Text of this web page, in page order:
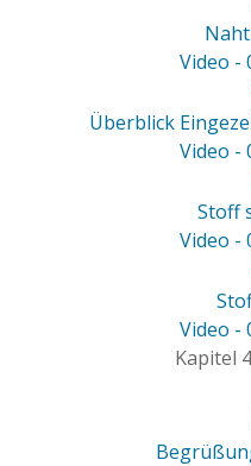
Video -
Überblick
Video -
Stoff
Video -
Video -
Kapitel